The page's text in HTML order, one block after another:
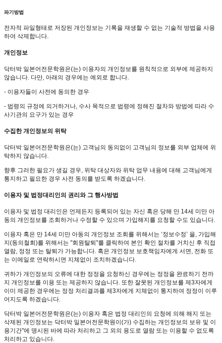
파기방법
전자적 파일형태로 저장된 개인정보는 기록을 재생할 수 없는 기술적 방법을 사용
하여 삭제합니다.
개인정보
닥터박 일본어전문학원은(는) 이용자의 개인정보를 원칙적으로 외부에 제공하지
않습니다. 다만, 아래의 경우에는 예외로 합니다.
- 이용자들이 사전에 동의한 경우
- 법령의 규정에 의거하거나, 수사 목적으로 법령에 정해진 절차와 방법에 따라 수
사기관의 요구가 있는 경우
수집한 개인정보의 위탁
닥터박 일본어전문학원은(는) 고객님의 동의없이 고객님의 정보를 외부 업체에 위
탁하지 않습니다.
향후 그러한 필요가 생길 경우, 위탁 대상자와 위탁 업무 내용에 대해 고객님에게
통지하고 필요한 경우 사전 동의를 받도록 하겠습니다.
이용자 및 법정대리인의 권리와 그 행사방법
이용자 및 법정 대리인은 언제든지 등록되어 있는 자신 혹은 당해 만 14세 미만 아
동의 개인정보를 조회하거나 수정할 수 있으며 가입해지를 요청할 수도 있습니다.
이용자 혹은 만 14세 미만 아동의 개인정보 조회를 위해서는 ‘정보수정’ 을, 가입해
지(동의철회)를 위해서는 "회원탈퇴"를 클릭하여 본인 확인 절차를 거치신 후 직접
열람, 정정 또는 탈퇴가 가능합니다. 혹은 개인정보 보호책임자에게 서면, 전화 또
는 이메일로 연락하시면 지체없이 조치하겠습니다.
귀하가 개인정보의 오류에 대한 정정을 요청하신 경우에는 정정을 완료하기 전까
지 개인정보를 이용 또는 제공하지 않습니다. 또한 잘못된 개인정보를 제3자에게
이미 제공한 경우에는 정정 처리결과를 제3자에게 지체없이 통지하여 정정이 이루
어지도록 하겠습니다.
닥터박 일본어전문학원은(는) 이용자 혹은 법정 대리인의 요청에 의해 해지 또는
삭제된 개인정보는 닥터박 일본어전문학원이(가) 수집하는 개인정보의 보유 및 이
용기간"에 명시된 바에 따라 처리하고 그 외의 용도로 열람 또는 이용할 수 없도록
처리하고 있습니다.